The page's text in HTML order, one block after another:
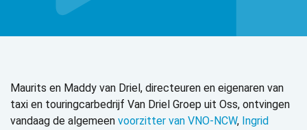
Maurits en Maddy van Driel, directeuren en eigenaren van
taxi en touringcarbedrijf Van Driel Groep uit Oss, ontvingen
vandaag de algemeen voorzitter van VNO-NCW, Ingrid